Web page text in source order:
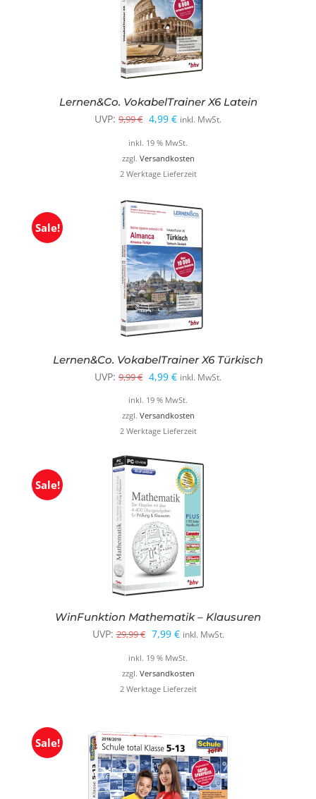
Lernen&Co. VokabelTrainer X6 Latein
UVP: 9,99€ Ursprünglicher
Preis
war:
9,99 €
4,99 €Aktueller
Preis
ist:
4,99 €.
inkl. MwSt.
inkl. 19 % MwSt.
zzgl. Versandkosten
2 Werktage Lieferzeit
Sale!
Lernen&Co. VokabelTrainer X6 Türkisch
UVP: 9,99€ Ursprünglicher
Preis
war:
9,99 €
4,99 €Aktueller
Preis
ist:
4,99 €.
inkl. MwSt.
inkl. 19 % MwSt.
zzgl. Versandkosten
2 Werktage Lieferzeit
Sale!
WinFunktion Mathematik – Klausuren
UVP: 29,99€ Ursprünglicher
Preis
war:
29,99 €
7,99 €Aktueller
Preis
ist:
7,99 €.
inkl. MwSt.
inkl. 19 % MwSt.
zzgl. Versandkosten
2 Werktage Lieferzeit
Sale!